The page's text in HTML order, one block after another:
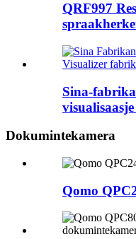
QRF997
Sina-
Dokumintekamera
Qomo